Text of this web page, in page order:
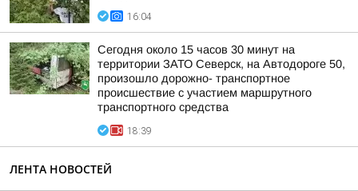
16:04
Сегодня около 15 часов 30 минут на
территории ЗАТО Северск, на Автодороге 50,
произошло дорожно- транспортное
происшествие с участием маршрутного
транспортного средства
18:39
ЛЕНТА НОВОСТЕЙ